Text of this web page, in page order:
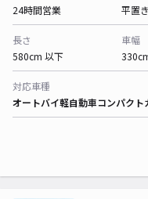
24時間営業
平置き
長さ
580cm 以下
車幅
対応車種
オートバイ軽自動車コンパクト